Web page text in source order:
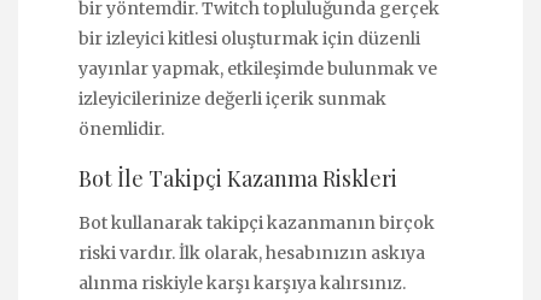
bir yöntemdir. Twitch topluluğunda gerçek
bir izleyici kitlesi oluşturmak için düzenli
yayınlar yapmak, etkileşimde bulunmak ve
izleyicilerinize değerli içerik sunmak
önemlidir.
Bot İle Takipçi Kazanma Riskleri
Bot kullanarak takipçi kazanmanın birçok
riski vardır. İlk olarak, hesabınızın askıya
alınma riskiyle karşı karşıya kalırsınız.